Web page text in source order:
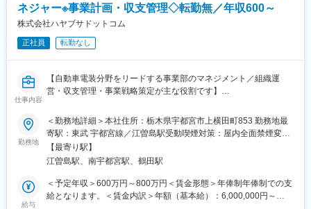
お客様が店頭へお持ち込みいただく、または郵送でお送りいただ
く商材を、種類別（24金/18金等）に仕分けし、重量測定および真
贋判定を行ったうえで買取金額を決定、お振込み等の対応まで一
貫して担当していただきます。
職位や年齢に関わらず個人裁量の大きい業務です。
◎買取事業においては、査定力が何よりも重要です◎
お客さまの大事な品を適正かつ高額で買取を行うために、当社は
努力を惜しみません。
（1）適正な査定を行うための 充実した社内研修
ご入社後1ヶ月は各支店にて商品を実際に触れながら商材や査定に
ついて学んで頂きます。
その後、先輩社員と共にお客様のもとに伺い、買取について学ぶ
ネジャー※事業計画・収支管理◇転勤無／年収600～
株式会社ハヤブサドットコム
正社員 転勤なし
仕事内容
【自動車電装分野をリードする事業部のマネジメント／組織運
営・収支管理・事業戦略策定が主な役割です】
■業務内容
子会社の株式会社ハヤブサ電装に所属する24名を統括する事業部
長候補です。自動車電装品の診断・修理・取付、EV充電器関連事
業を担う中核部門で、現場と経営をつなぐ立場です。事業計画、
収支管理、人材育成、取引先対応まで一貫して関与します。部門
運営の裁量を持ち、将来は経営層や新規事業にも近づけます。
＜具体的な業務内容＞
・中長期計画を策定し、部門目標と月次進捗を管理
勤務地
＜勤務地詳細＞本社住所：栃木県宇都宮市上横田町853 勤務地最
寄駅：東武 宇都宮線／江曽島駅受動喫煙対策：屋内全面禁煙変更
の範囲：会社の定める事業所
【最寄り駅】
江曽島駅、南宇都宮駅、鶴田駅
給与
＜予定年収＞600万円～800万円＜賃金形態＞年俸制年俸制での支
給となります。＜賃金内訳＞年額（基本給）：6,000,000円～